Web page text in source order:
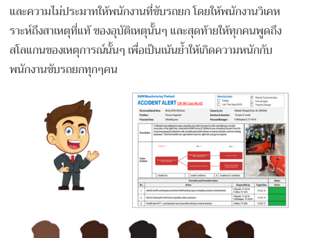
และความไม่ประมาทให้พนักงานที่ขับรถยก โดยให้พนักงานวิเคห
ราะห์ถึงสาเหตุที่แท้ ของอุบัติเหตุนั้นๆ และสุดท้ายให้ทุกคนพูดถึง
สโลแกนของเหตุการณ์นั้นๆ เพื่อเป็นเน้นย้ำให้เกิดความหนักกับ
พนักงานขับรถยกทุกๆคน